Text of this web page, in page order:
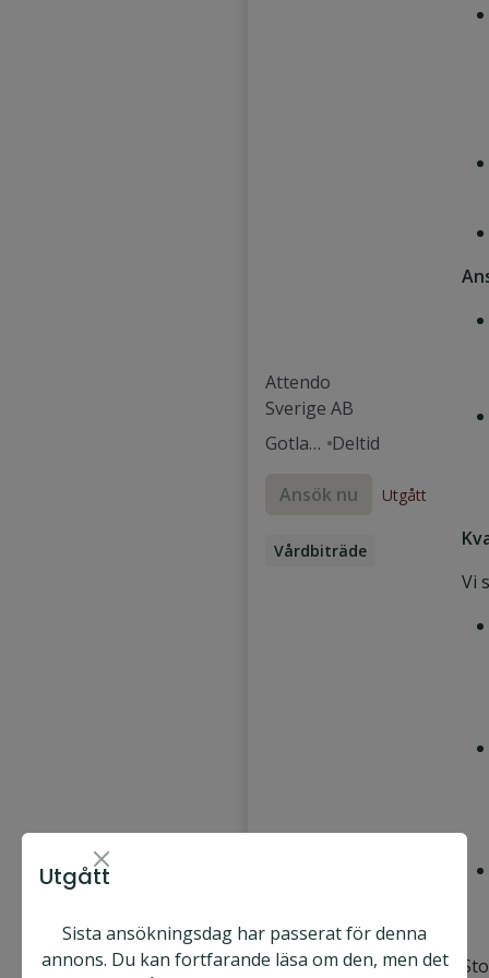
Attendo
Sverige AB
Gotlan Deltid
Ansök nu Utgått
Vårdbiträde
Vi
Utgått
Sista ansökningsdag har passerat för denna
annons. Du kan fortfarande läsa om den, men det